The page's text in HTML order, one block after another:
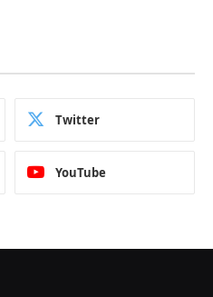
Twitter
YouTube